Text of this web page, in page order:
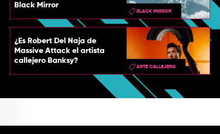
Black Mirror
BLACK MIRROR
¿Es Robert Del Naja de
Massive Attack el artista
callejero Banksy?
ARTE CALLEJERO